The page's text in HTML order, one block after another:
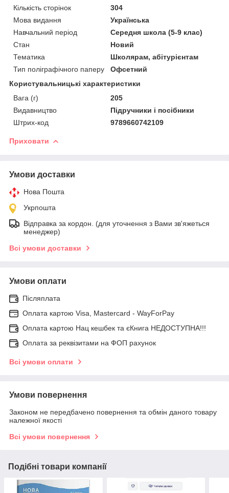
Кількість сторінок
304
Мова видання
Українська
Навчальний період
Середня школа (5-9 клас)
Стан
Новий
Тематика
Школярам, абітурієнтам
Тип поліграфічного паперу
Офсетний
Користувальницькі характеристики
Вага (г)
205
Видавництво
Підручники і посібники
Штрих-код
9789660742109
Приховати
Умови доставки
Нова Пошта
Укрпошта
Відправка за кордон. (для уточнення з Вами зв'яжеться
менеджер)
Всі умови доставки
Умови оплати
Післяплата
Оплата картою Visa, Mastercard - WayForPay
Оплата картою Нац кешбек та єКнига НЕДОСТУПНА!!!
Оплата за реквізитами на ФОП рахунок
Всі умови оплати
Умови повернення
Законом не передбачено повернення та обмін даного товару
належної якості
Всі умови повернення
Подібні товари компанії